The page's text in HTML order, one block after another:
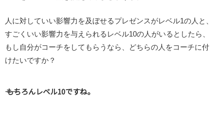
人に対していい影響力を及ぼせるプレゼンスがレベル1の人と、
すごくいい影響力を与えられるレベル10の人がいるとしたら、
もし自分がコーチをしてもらうなら、どちらの人をコーチに付
けたいですか？
―― もちろんレベル10ですね。